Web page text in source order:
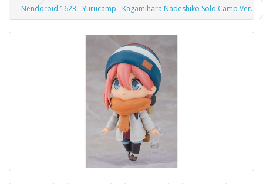
Nendoroid 1623 - Yurucamp - Kagamihara Nadeshiko Solo Camp Ver.